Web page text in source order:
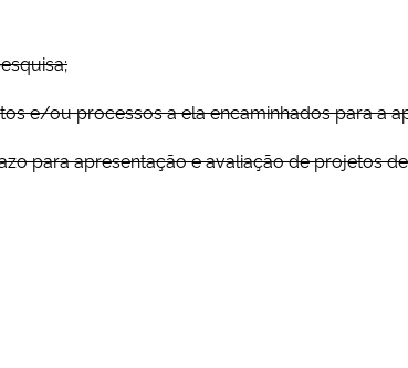
e/ou processos a ela encaminhados para a
para apresentação e avaliação de projetos